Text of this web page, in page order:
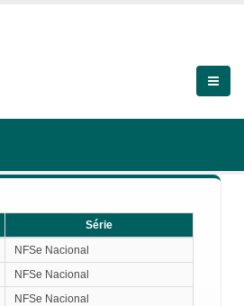
Série
Série
NFSe Nacional
NFSe Nacional
NFSe Nacional